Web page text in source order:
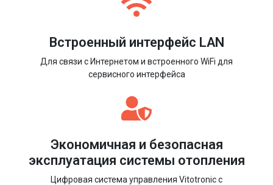
Встроенный интерфейс LAN
Для связи с Интернетом и встроенного WiFi для
сервисного интерфейса
Экономичная и безопасная
эксплуатация системы отопления
Цифровая система управления Vitotronic с